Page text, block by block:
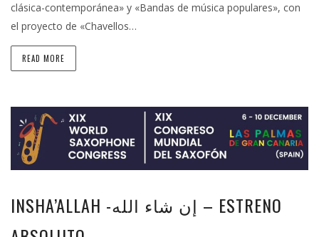
clásica-contemporánea» y «Bandas de música populares», con
el proyecto de «Chavellos…
READ MORE
INSHA’ALLAH -إن شاء الله – ESTRENO